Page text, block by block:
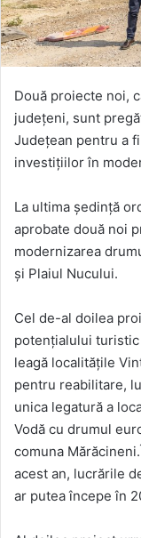
Două proiecte noi,
județeni, sunt
Județean pentru a
investițiilor în
La ultima ședință
aprobate două noi
modernizarea
şi Plaiul Nucului.
Cel de-al doilea
potenţialului
leagă localităţile
pentru reabilitare,
unica legatură a
Vodă cu drumul
comuna
acest an, lucrările
ar putea începe în